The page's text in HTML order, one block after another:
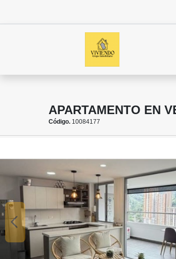
APARTAMENTO EN
Código. 10084177